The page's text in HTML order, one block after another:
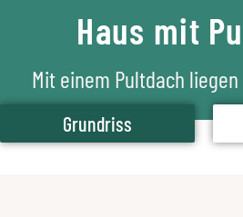
Haus mit
Mit einem Pultdach
Grundriss